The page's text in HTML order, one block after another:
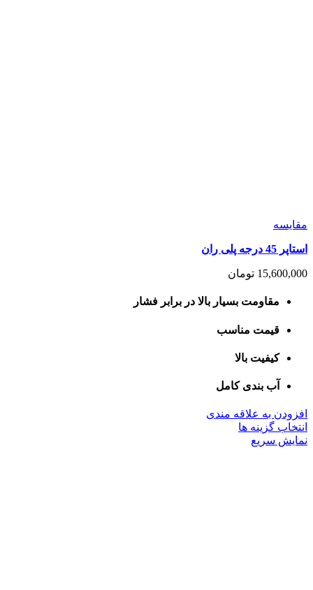
مقايسه
استاپر 45 درجه پلی ران
15,600,000 تومان
مقاومت بسیار بالا در برابر فشار
قیمت مناسب
کیفیت بالا
آب بندی کامل
افزودن به علاقه مندی
انتخاب گزینه ها
نمایش سریع